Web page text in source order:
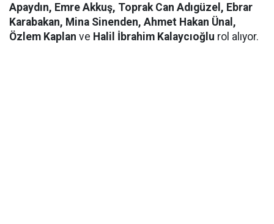
Apaydın, Emre Akkuş, Toprak Can Adıgüzel, Ebrar
Karabakan, Mina Sinenden, Ahmet Hakan Ünal,
Özlem Kaplan ve Halil İbrahim Kalaycıoğlu rol alıyor.